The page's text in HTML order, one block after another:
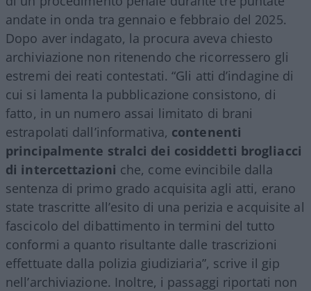
andate in onda tra gennaio e febbraio del 2025.
Dopo aver indagato, la procura aveva chiesto
archiviazione non ritenendo che ricorressero gli
estremi dei reati contestati. “Gli atti d’indagine di
cui si lamenta la pubblicazione consistono, di
fatto, in un numero assai limitato di brani
estrapolati dall’informativa, contenenti
principalmente stralci dei cosiddetti brogliacci
di intercettazioni che, come evincibile dalla
sentenza di primo grado acquisita agli atti, erano
state trascritte all’esito di una perizia e acquisite al
fascicolo del dibattimento in termini del tutto
conformi a quanto risultante dalle trascrizioni
effettuate dalla polizia giudiziaria”, scrive il gip
nell’archiviazione. Inoltre, i passaggi riportati non